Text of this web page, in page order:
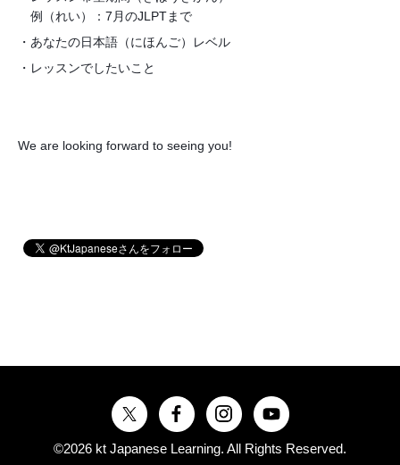
例（れい）：7月のJLPTまで
・あなたの日本語（にほんご）レベル
・レッスンでしたいこと
We are looking forward to seeing you!
©2026 kt Japanese Learning. All Rights Reserved.